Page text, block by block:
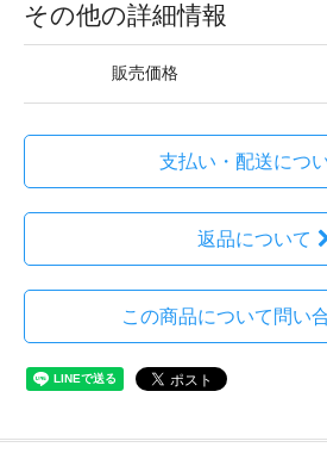
その他の詳細情報
販売価格
支払い・配送につ
返品について
この商品について問い